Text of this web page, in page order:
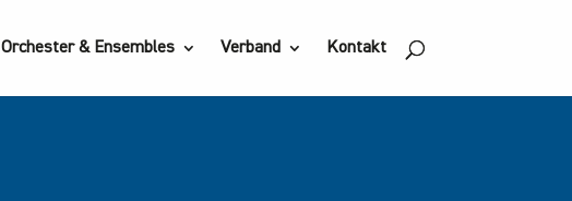
Orchester & Ensembles Verband Kontakt